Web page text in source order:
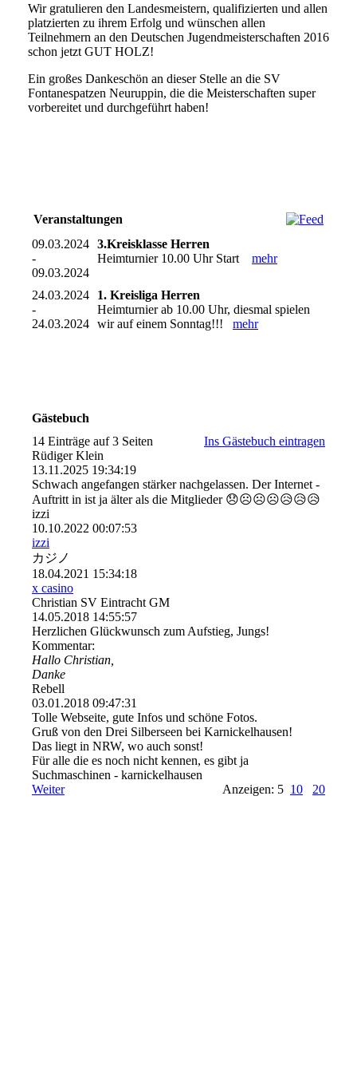
Wir gratulieren den Landesmeistern, qualifizierten und allen
platzierten zu ihrem Erfolg und wünschen allen
Teilnehmern an den Deutschen Jugendmeisterschaften 2016
schon jetzt GUT HOLZ!
Ein großes Dankeschön an dieser Stelle an die SV
Fontanespatzen Neuruppin, die die Meisterschaften super
vorbereitet und durchgeführt haben!
Veranstaltungen
09.03.2024
-
09.03.2024
3.Kreisklasse Herren
Heimturnier 10.00 Uhr Start mehr
24.03.2024
-
24.03.2024
1. Kreisliga Herren
Heimturnier ab 10.00 Uhr, diesmal spielen
wir auf einem Sonntag!!! mehr
Gästebuch
14 Einträge auf 3 Seiten
Ins Gästebuch eintragen
Rüdiger Klein
13.11.2025 19:34:19
Schwach angefangen stärker nachgelassen. Der Internet -
Auftritt in ist ja älter als die Mitglieder 😞☹️☹️☹️😥😥😥
izzi
10.10.2022 00:07:53
izzi
カジノ
18.04.2021 15:34:18
x casino
Christian SV Eintracht GM
14.05.2018 14:55:57
Herzlichen Glückwunsch zum Aufstieg, Jungs!
Kommentar:
Hallo Christian,
Danke
Rebell
03.01.2018 09:47:31
Tolle Webseite, gute Infos und schöne Fotos.
Gruß von den Drei Silberseen bei Karnickelhausen!
Das liegt in NRW, wo auch sonst!
Für alle die es noch nicht kennen, es gibt ja
Suchmaschinen - karnickelhausen
Weiter
Anzeigen: 5 10 20